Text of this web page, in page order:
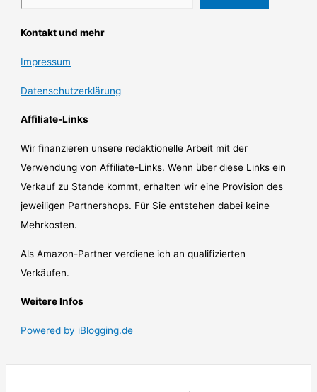
Kontakt und mehr
Impressum
Datenschutzerklärung
Affiliate-Links
Wir finanzieren unsere redaktionelle Arbeit mit der
Verwendung von Affiliate-Links. Wenn über diese Links ein
Verkauf zu Stande kommt, erhalten wir eine Provision des
jeweiligen Partnershops. Für Sie entstehen dabei keine
Mehrkosten.
Als Amazon-Partner verdiene ich an qualifizierten
Verkäufen.
Weitere Infos
Powered by iBlogging.de